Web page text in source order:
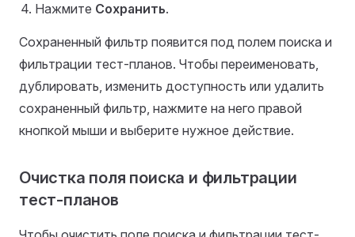
Нажмите Сохранить.
Сохраненный фильтр появится под полем поиска и
фильтрации тест-планов. Чтобы переименовать,
дублировать, изменить доступность или удалить
сохраненный фильтр, нажмите на него правой
кнопкой мыши и выберите нужное действие.
Очистка поля поиска и фильтрации
тест-планов